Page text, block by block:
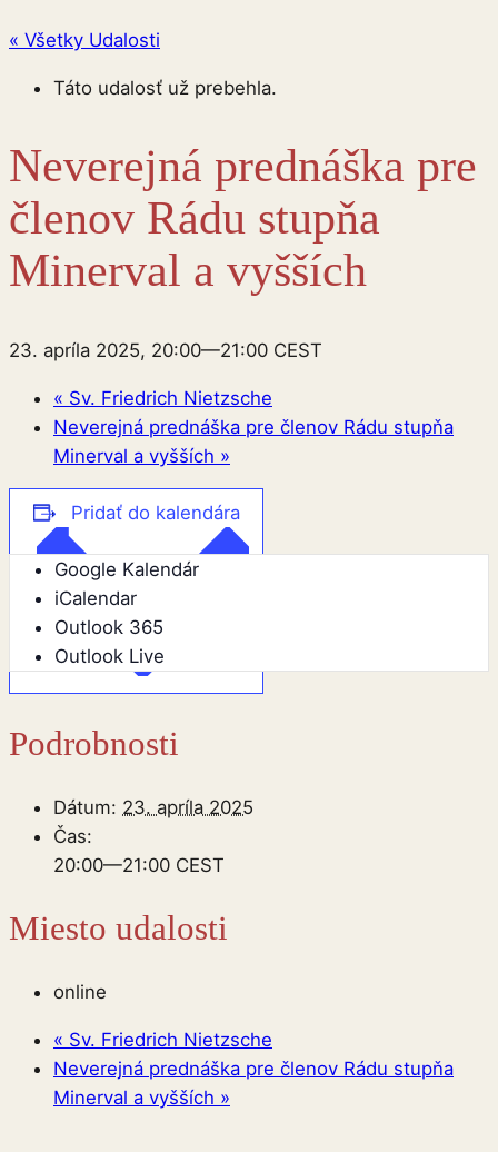
« Všetky Udalosti
Táto udalosť už prebehla.
Neverejná prednáška pre
členov Rádu stupňa
Minerval a vyšších
23. apríla 2025, 20:00—21:00 CEST
« Sv. Friedrich Nietzsche
Neverejná prednáška pre členov Rádu stupňa
Minerval a vyšších »
Pridať do kalendára
Google Kalendár
iCalendar
Outlook 365
Outlook Live
Podrobnosti
Dátum: 23. apríla 2025
Čas:
20:00—21:00 CEST
Miesto udalosti
online
« Sv. Friedrich Nietzsche
Neverejná prednáška pre členov Rádu stupňa
Minerval a vyšších »